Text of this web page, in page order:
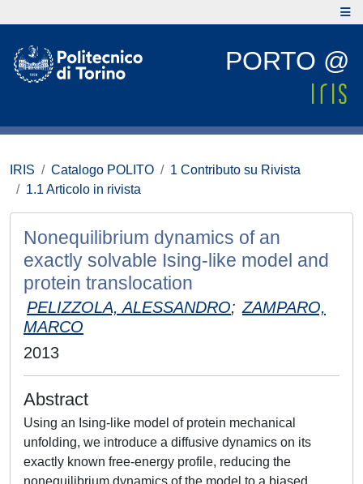
PORTO @
IRIS Catalogo POLITO
1 Contributo su Rivista
1.1 Articolo in rivista
Nonequilibrium dynamics of an
exactly solvable Ising-like model and
protein translocation
PELIZZOLA, ALESSANDRO; ZAMPARO,
MARCO
2013
Abstract
Using an Ising-like model of protein mechanical
unfolding, we introduce a diffusive dynamics on its
exactly known free-energy profile, reducing the
nonequilibrium dynamics of the model to a biased